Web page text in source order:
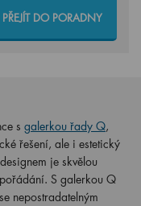
PŘEJÍT DO PORADNY
s galerkou řady Q,
řešení, ale i estetický
je skvělou
S galerkou Q
nepostradatelným